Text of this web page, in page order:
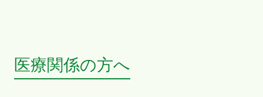
医療関係の方へ